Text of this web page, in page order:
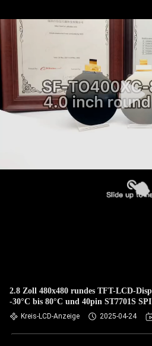
2.8 Zoll 480x480 rundes TFT-LCD-
-30°C bis 80°C und 40pin ST7701S
Kreis-LCD-Anzeige 2025-04-24